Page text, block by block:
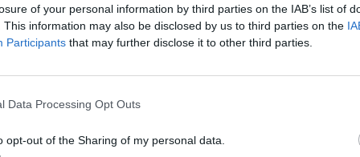
of your personal information by third parties on the IAB’s list of
This information may also be disclosed by us to third parties on the
Participants that may further disclose it to other third parties.
Data Processing Opt Outs
opt-out of the Sharing of my personal data.
που πραγματοποιούνται σε κλειστούς χώρους
με αντικείμενα που βρίσκονται σε
Μεγάλη μελέτη που δημοσιεύθηκε πέρυσι
Ophthalmologyεπιβεβαίωσε ότι
αυξάνουν τις πιθανότητες μυωπίας στα
ιδιαίτερα κατά την νηπιακή και πρώτη